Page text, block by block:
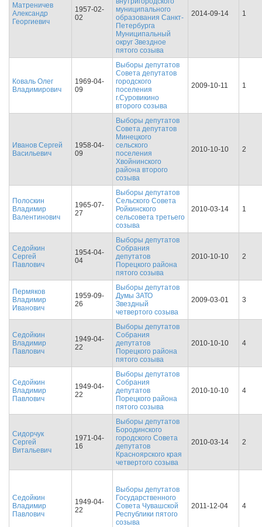
Матреничев
Александр
Георгиевич
1957-02-
02
муниципального
образования Санкт-
Петербурга
Муниципальный
округ Звездное
пятого созыва
2014-09-14 1
Коваль Олег
Владимирович
1969-04-
09
Выборы депутатов
Совета депутатов
городского
поселения
г.Суровикино
второго созыва
2009-10-11 1
Иванов Сергей
Васильевич
1958-04-
09
Выборы депутатов
Совета депутатов
Минецкого
сельского
поселения
Хвойнинского
района второго
созыва
2010-10-10 2
Полоскин
Владимир
Валентинович
1965-07-
27
Выборы депутатов
Сельского Совета
Ройкинского
сельсовета третьего
созыва
2010-03-14 1
Седойкин
Сергей
Павлович
1954-04-
04
Выборы депутатов
Собрания
депутатов
Порецкого района
пятого созыва
2010-10-10 2
Пермяков
Владимир
Иванович
1959-09-
26
Выборы депутатов
Думы ЗАТО
Звездный
четвертого созыва
2009-03-01 3
Седойкин
Владимир
Павлович
1949-04-
22
Выборы депутатов
Собрания
депутатов
Порецкого района
пятого созыва
2010-10-10 4
Седойкин
Владимир
Павлович
1949-04-
22
Выборы депутатов
Собрания
депутатов
Порецкого района
пятого созыва
2010-10-10 4
Сидорчук
Сергей
Витальевич
1971-04-
16
Выборы депутатов
Бородинского
городского Совета
депутатов
Красноярского края
четвертого созыва
2010-03-14 2
Седойкин
Владимир
Павлович
1949-04-
22
Выборы депутатов
Государственного
Совета Чувашской
Республики пятого
созыва
2011-12-04 4